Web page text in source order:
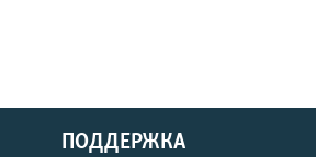
ПОДДЕРЖКА